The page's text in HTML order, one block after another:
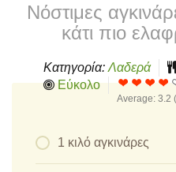
Νόστιμες
κάτι πιο
Κατηγορία: Λαδερά
Εύκολο
Average: 3.2 (
1 κιλό αγκινάρες